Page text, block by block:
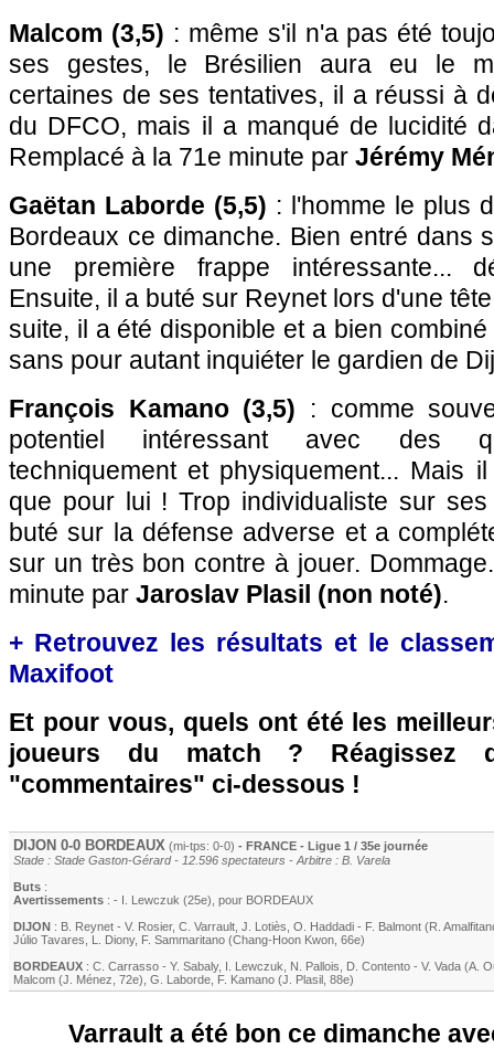
Malcom (3,5) : même s'il n'a pas été
ses gestes, le Brésilien aura eu le
certaines de ses tentatives, il a réussi à
du DFCO, mais il a manqué de lucidité
Remplacé à la 71e minute par Jérémy
Gaëtan Laborde (5,5) : l'homme le plus
Bordeaux ce dimanche. Bien entré dans
une première frappe intéressante...
Ensuite, il a buté sur Reynet lors d'une
suite, il a été disponible et a bien
sans pour autant inquiéter le gardien de
François Kamano (3,5) : comme
potentiel intéressant avec des
techniquement et physiquement... Mais
que pour lui ! Trop individualiste sur
buté sur la défense adverse et a
sur un très bon contre à jouer.
minute par Jaroslav Plasil (non noté).
+ Retrouvez les résultats et le
Maxifoot
Et pour vous, quels ont été les
joueurs du match ? Réagissez
"commentaires" ci-dessous !
DIJON 0-0 BORDEAUX (mi-tps: 0-0) - FRANCE - Ligue 1 / 35e journée
Stade : Stade Gaston-Gérard - 12.596 spectateurs - Arbitre : B. Varela
Buts :
Avertissements : - I. Lewczuk (25e) , pour BORDEAUX
DIJON : B. Reynet - V. Rosier, C. Varrault J. Lotiès O. Haddadi - F. Balmont (R.
Júlio Tavares
L. Diony, F. Sammaritano (Chang-Hoon Kwon , 66e)
BORDEAUX : C. Carrasso - Y. Sabaly, I. Lewczuk N. Pallois D. Contento - V. Vada (A.
Malcom (J. Ménez , 72e) G. Laborde F. Kamano (J. Plasil , 88e)
Varrault a été bon ce dimanche